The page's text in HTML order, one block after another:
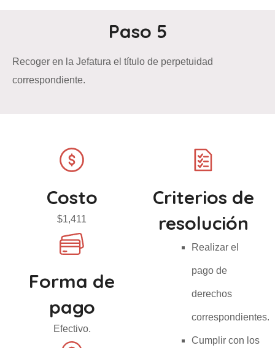
Paso 5
Recoger en la Jefatura el título de perpetuidad
correspondiente.
Costo
$1,411
Forma de
pago
Efectivo.
Criterios de
resolución
Realizar el
pago de
derechos
correspondientes.
Cumplir con los